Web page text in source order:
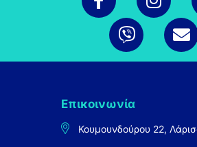
Επικοινωνία
Κουμουνδούρου 22,